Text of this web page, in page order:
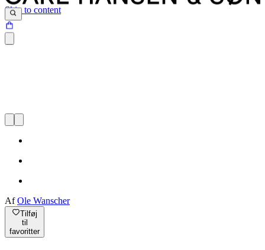
Skip to content
AfOle Wanscher
Tilføj
til
favoritter